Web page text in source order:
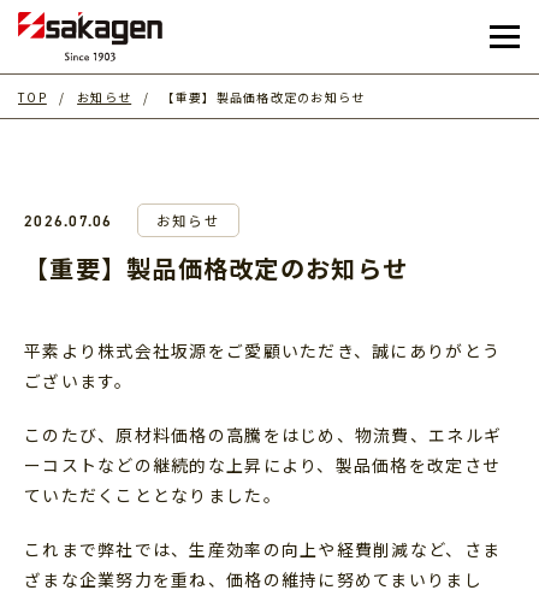
TOP お知らせ 【重要】製品価格改定のお知らせ
2026.07.06 お知らせ
【重要】製品価格改定のお知らせ
平素より株式会社坂源をご愛顧いただき、誠にありがとう
ございます。
このたび、原材料価格の高騰をはじめ、物流費、エネルギ
ーコストなどの継続的な上昇により、製品価格を改定させ
ていただくこととなりました。
これまで弊社では、生産効率の向上や経費削減など、さま
ざまな企業努力を重ね、価格の維持に努めてまいりまし